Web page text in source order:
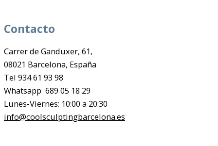
Contacto
Carrer de Ganduxer, 61,
08021 Barcelona, España
Tel 934 61 93 98
Whatsapp 689 05 18 29
Lunes-Viernes: 10:00 a 20:30
info@coolsculptingbarcelona.es